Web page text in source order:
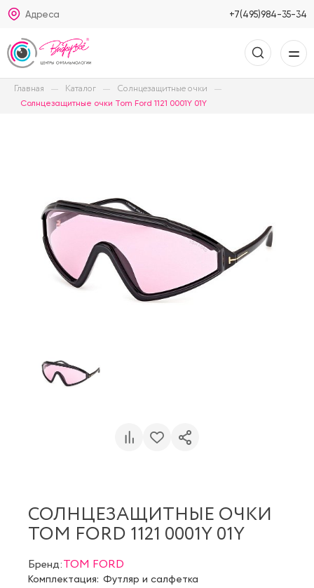
Адреса +7(495)984-35-34
Главная Каталог Солнцезащитные очки
Солнцезащитные очки Tom Ford 1121 0001Y 01Y
СОЛНЦЕЗАЩИТНЫЕ ОЧКИ
TOM FORD 1121 0001Y 01Y
Бренд:TOM FORD
Комплектация: Футляр и салфетка